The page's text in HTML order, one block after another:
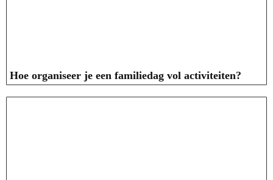
Hoe organiseer je een familiedag vol activiteiten?